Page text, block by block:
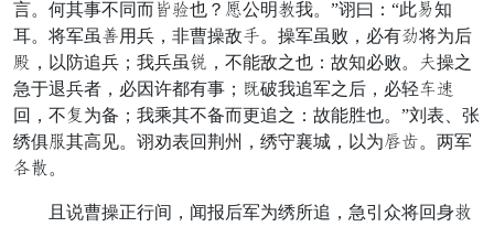
言。何其事不同而遗驱也？疾公明既我。”诩曰：“此闭知
耳。将军虽青用兵，非曹操敌忍。操军虽败，必有湖将为后
毕，以防追兵；我兵虽天，不能敌之也：故知必败。集操之
急于退兵者，必因许都有事；则破我追军之后，必轻逆驰
回，不的为备；我乘其不备而更追之：故能胜也。”刘表、张
绣俱房其高见。诩劝表回荆州，绣守襄城，以为宋料。两军
召拥。
且说曹操正行间，闻报后军为绣所追，急引众将回身谋